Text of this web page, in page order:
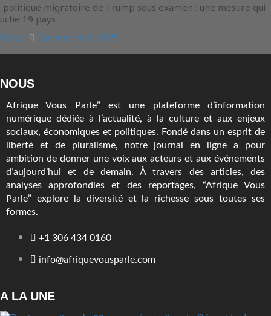
politique migratoire de Trump sous examen : une mesure qui
19 pays
Editor Décembre 3, 2025
NOUS
Afrique Vous Parle” est une plateforme d’information
numérique dédiée à l’actualité, à la culture et aux enjeux
sociaux, économiques et politiques. Fondé dans un esprit de
liberté et de pluralisme, notre journal en ligne a pour
ambition de donner une voix aux acteurs et aux événements
d’aujourd’hui et de demain. À travers des articles, des
analyses approfondies et des reportages, “Afrique Vous
Parle” explore la diversité et la richesse sous toutes ses
formes.
+1 306 434 0160
info@afriquevousparle.com
A LA UNE